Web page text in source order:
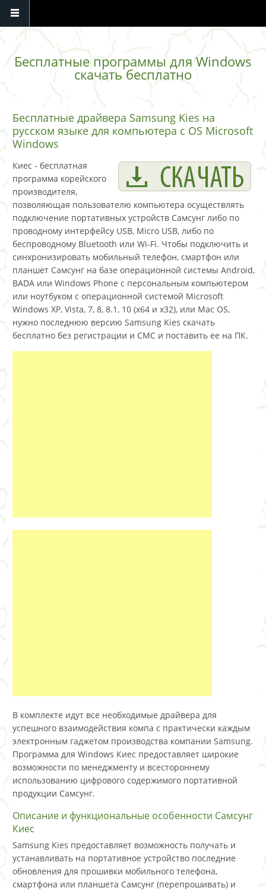
Перейти к основному содержанию
Бесплатные программы для Windows
скачать бесплатно
Бесплатные драйвера Samsung Kies на
русском языке для компьютера с OS Microsoft
Windows
Киес - бесплатная
программа корейского
производителя,
позволяющая пользователю компьютера осуществлять
подключение портативных устройств Самсунг либо по
проводному интерфейсу USB, Micro USB, либо по
беспроводному Bluetooth или Wi-Fi. Чтобы подключить и
синхронизировать мобильный телефон, смартфон или
планшет Самсунг на базе операционной системы Android,
BADA или Windows Phone с персональным компьютером
или ноутбуком с операционной системой Microsoft
Windows XP, Vista, 7, 8, 8.1, 10 (x64 и x32), или Mac OS,
нужно последнюю версию Samsung Kies скачать
бесплатно без регистрации и СМС и поставить ее на ПК.
В комплекте идут все необходимые драйвера для
успешного взаимодействия компа с практически каждым
электронным гаджетом производства компании Samsung.
Программа для Windows Киес предоставляет широкие
возможности по менеджменту и всестороннему
использованию цифрового содержимого портативной
продукции Самсунг.
Описание и функциональные особенности Самсунг
Киес
Samsung Kies предоставляет возможность получать и
устанавливать на портативное устройство последние
обновления для прошивки мобильного телефона,
смартфона или планшета Самсунг (перепрошивать) и